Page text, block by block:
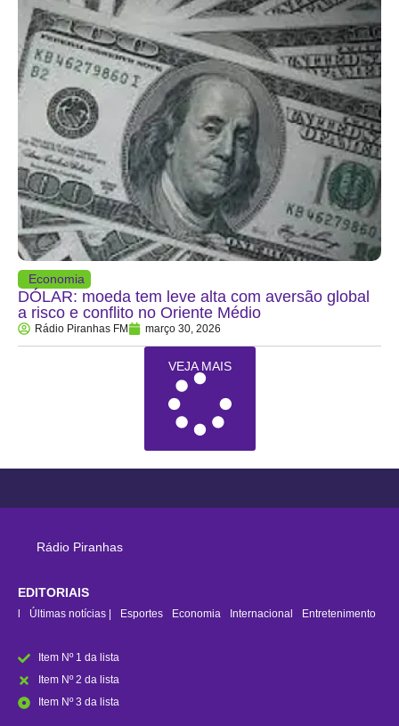
Economia
DÓLAR: moeda tem leve alta com aversão global
a risco e conflito no Oriente Médio
Rádio Piranhas FM março 30, 2026
VEJA MAIS
Rádio Piranhas
EDITORIAIS
Últimas notícias | Esportes Economia Internacional Entretenimento
Item Nº 1 da lista
Item Nº 2 da lista
Item Nº 3 da lista